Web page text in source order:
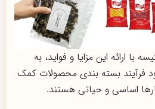
ارائه این مزایا و فواید، به
فرآیند بسته بندی محصولات کمک
اساسی و حیاتی هستند.